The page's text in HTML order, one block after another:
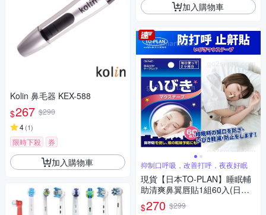
Kolin 鼻毛器 KEX-588
$267 $290
4(1)
限時下殺 券
加入購物車
加入購物車
抑制口呼吸，改善打呼，夜夜好眠
現貨【日本TO-PLAN】睡眠輔
助清爽鼻翼唇貼1組60入(日本
原裝進口/抑制口呼吸)
$270 $299